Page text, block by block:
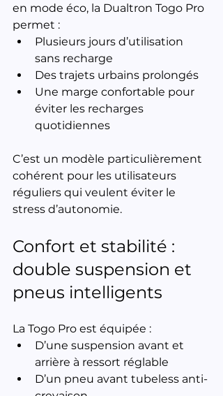
en mode éco, la Dualtron Togo Pro
permet :
Plusieurs jours d’utilisation
sans recharge
Des trajets urbains prolongés
Une marge confortable pour
éviter les recharges
quotidiennes
C’est un modèle particulièrement
cohérent pour les utilisateurs
réguliers qui veulent éviter le
stress d’autonomie.
Confort et stabilité :
double suspension et
pneus intelligents
La Togo Pro est équipée :
D’une suspension avant et
arrière à ressort réglable
D’un pneu avant tubeless anti-